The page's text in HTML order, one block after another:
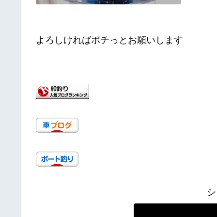
よろしければポチっとお願いします